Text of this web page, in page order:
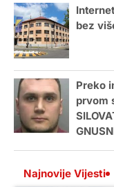
bez
Preko
prvom
Najnovije Vijesti